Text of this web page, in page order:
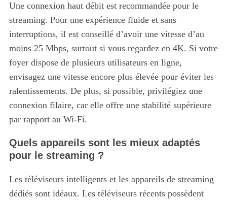
Une connexion haut débit est recommandée pour le
streaming. Pour une expérience fluide et sans
interruptions, il est conseillé d’avoir une vitesse d’au
moins 25 Mbps, surtout si vous regardez en 4K. Si votre
foyer dispose de plusieurs utilisateurs en ligne,
envisagez une vitesse encore plus élevée pour éviter les
ralentissements. De plus, si possible, privilégiez une
connexion filaire, car elle offre une stabilité supérieure
par rapport au Wi-Fi.
Quels appareils sont les mieux adaptés
pour le streaming ?
Les téléviseurs intelligents et les appareils de streaming
dédiés sont idéaux. Les téléviseurs récents possèdent